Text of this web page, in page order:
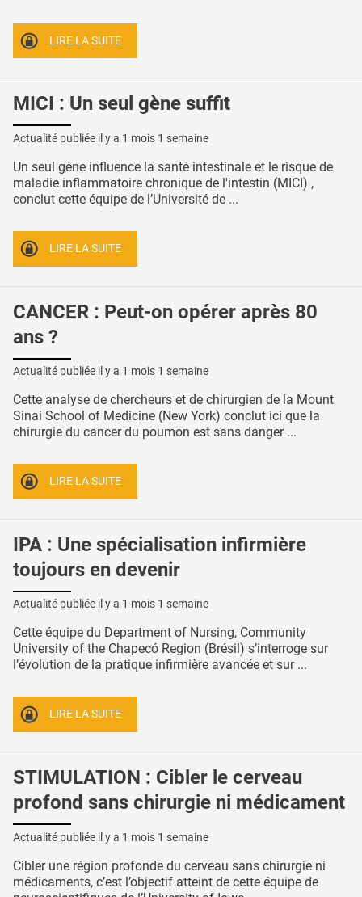
LIRE LA SUITE
MICI : Un seul gène suffit
Actualité publiée il y a 1 mois 1 semaine
Un seul gène influence la santé intestinale et le risque de
maladie inflammatoire chronique de l'intestin (MICI) ,
conclut cette équipe de l’Université de ...
LIRE LA SUITE
CANCER : Peut-on opérer après 80
ans ?
Actualité publiée il y a 1 mois 1 semaine
Cette analyse de chercheurs et de chirurgien de la Mount
Sinai School of Medicine (New York) conclut ici que la
chirurgie du cancer du poumon est sans danger ...
LIRE LA SUITE
IPA : Une spécialisation infirmière
toujours en devenir
Actualité publiée il y a 1 mois 1 semaine
Cette équipe du Department of Nursing, Community
University of the Chapecó Region (Brésil) s’interroge sur
l’évolution de la pratique infirmière avancée et sur ...
LIRE LA SUITE
STIMULATION : Cibler le cerveau
profond sans chirurgie ni médicament
Actualité publiée il y a 1 mois 1 semaine
Cibler une région profonde du cerveau sans chirurgie ni
médicaments, c’est l’objectif atteint de cette équipe de